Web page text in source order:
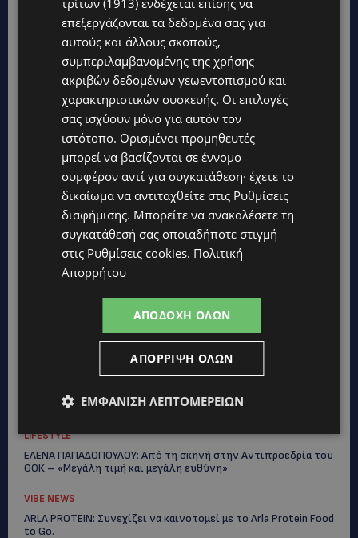
Topics
UPDATES
ΚΙΤΡΙΝΗ ΠΡΟΕΙΔΟΠΟΙΗΣΗ: Έτοιμοι για παραλία – Στους 40°C
και σήμερα η Κύπρος-Πότε θα τεθεί σε ισχύ
UPDATES
ΦΕΙΔΙΑΣ ΠΑΝΑΓΙΩΤΟΥ: Η εμφάνισή του στην εκδήλωση για
Ισαάκ και Σολωμού προκάλεσε αντιδράσεις – «Ασέβεια προς
τους νεκρούς»-(Φώτο)
ΔΗΜΟΣ ΛΑΤΣΙΩΝ – ΓΕΡΙΟΥ: Πάνω από 8.000 υπογραφές κατά
Μια ανάσα δροσιάς για κατοίκους και επισκέπτες
LIFESTYLE
ΕΛΕΝΑ ΠΑΠΑΔΟΠΟΥΛΟΥ: Από τη σκηνή στην Αντιπροεδρία του
ΘΟΚ – «Μεγάλη τιμή και μεγάλη ευθύνη»
VIBE NEWS
ARLA PROTEIN: Συνεχίζει να καινοτομεί με το Arla Protein Food
to Go.
τρίτων (1913) ενδέχεται επίσης να
επεξεργάζονται τα δεδομένα σας για
αυτούς και άλλους σκοπούς,
συμπεριλαμβανομένης της χρήσης
ακριβών δεδομένων γεωεντοπισμού και
χαρακτηριστικών συσκευής. Οι επιλογές
σας ισχύουν μόνο για αυτόν τον
ιστότοπο. Ορισμένοι προμηθευτές
μπορεί να βασίζονται σε έννομο
συμφέρον αντί για συγκατάθεση· έχετε το
δικαίωμα να αντιταχθείτε στις Ρυθμίσεις
διαφήμισης. Μπορείτε να ανακαλέσετε τη
συγκατάθεσή σας οποιαδήποτε στιγμή
στις Ρυθμίσεις cookies. Πολιτική
Απορρήτου
ΑΠΟΔΟΧΉ ΌΛΩΝ
ΑΠΌΡΡΙΨΗ ΌΛΩΝ
ΕΜΦΆΝΙΣΗ ΛΕΠΤΟΜΕΡΕΙΏΝ